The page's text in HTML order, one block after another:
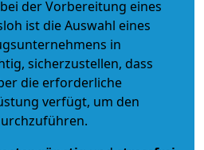
der Vorbereitung eines
ist die Auswahl eines
in
sicherzustellen, dass
die erforderliche
verfügt, um den